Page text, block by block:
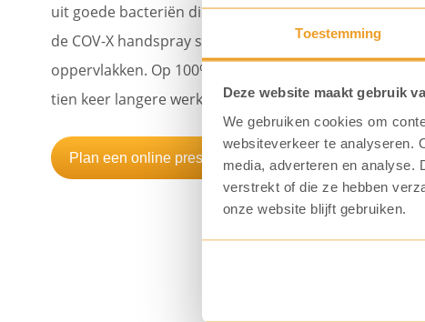
Toestemming
Deze website maakt gebruik
We gebruiken cookies om
websiteverkeer te analyseren.
media, adverteren en analyse.
verstrekt of die ze hebben
onze website blijft gebruiken.
uit goede bacteriën die we nodig hebben om onszelf
de COV-X handspray slim en effectief ingezet, wat
oppervlakken. Op 100% milieuvriendelijke wijze,
tien keer langere werking vergeleken met reguliere
Plan een online presentatie in